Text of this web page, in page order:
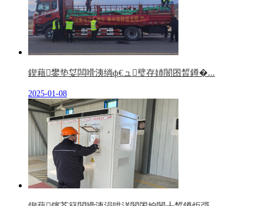
鍥藉鐢垫姇闆嗗洟绱ф€ュ璧存姉闇囨晳鐏�...
2025-01-08